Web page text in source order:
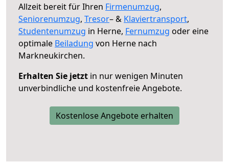
Allzeit bereit für Ihren Firmenumzug,
Seniorenumzug, Tresor– & Klaviertransport,
Studentenumzug in Herne, Fernumzug oder eine
optimale Beiladung von Herne nach
Markneukirchen.
Erhalten Sie jetzt in nur wenigen Minuten
unverbindliche und kostenfreie Angebote.
Kostenlose Angebote erhalten